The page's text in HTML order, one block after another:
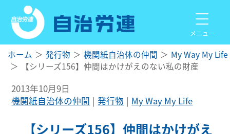
メニュー
ホーム 発行物 機関紙自治体の仲間
My Way My Life
【シリーズ156】仲間はかけがえのない私の財産
2013年10月9日
機関紙自治体の仲間
発行物 My Way My Life
【シリーズ156】仲間はかけがえ